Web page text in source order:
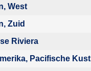
West
Zuid
Riviera
Pacifische Kust